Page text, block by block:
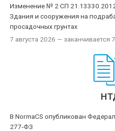
Изменение № 2 СП
Здания и сооружения на
просадочных грунтах
7 августа 2026 — заканчивается
В NormaCS опубликован
277-ФЗ